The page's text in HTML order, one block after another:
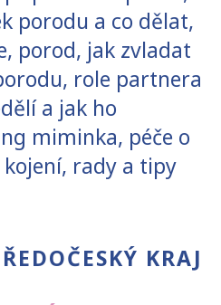
porodu a co dělat,
porod, jak zvladat
role partnera
a jak ho
miminka, péče o
rady a tipy
KRAJ